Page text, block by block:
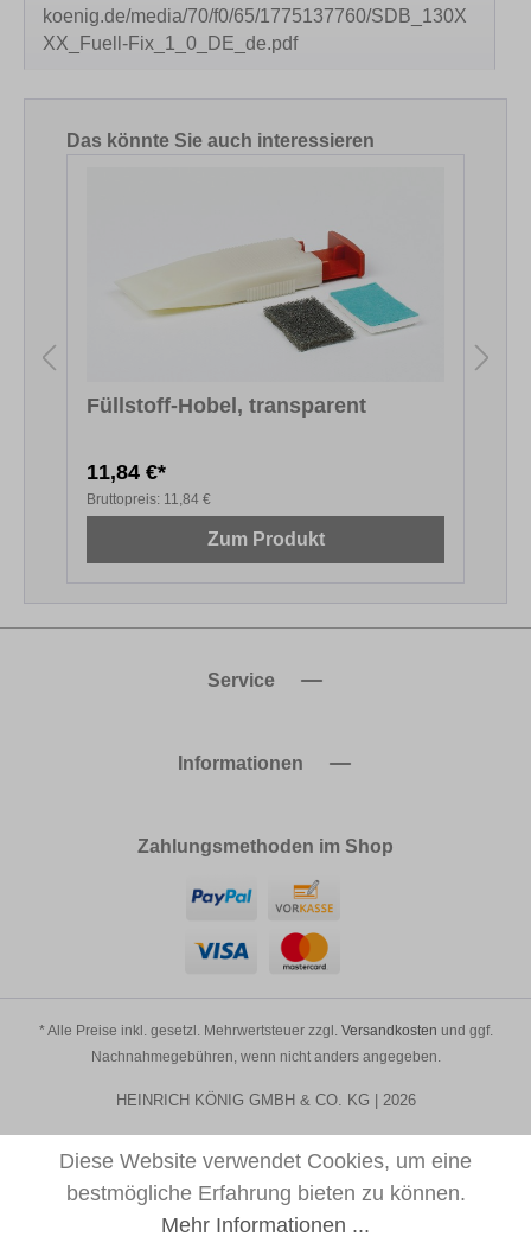
koenig.de/media/70/f0/65/1775137760/SDB_130X
XX_Fuell-Fix_1_0_DE_de.pdf
Produktgalerie überspringen
Das könnte Sie auch interessieren
Füllstoff-Hobel, transparent
11,84 €*
Bruttopreis: 11,84 €
Zum Produkt
Service
Informationen
Zahlungsmethoden im Shop
* Alle Preise inkl. gesetzl. Mehrwertsteuer zzgl. Versandkosten und ggf.
Nachnahmegebühren, wenn nicht anders angegeben.
HEINRICH KÖNIG GMBH & CO. KG | 2026
Diese Website verwendet Cookies, um eine
bestmögliche Erfahrung bieten zu können.
Mehr Informationen ...